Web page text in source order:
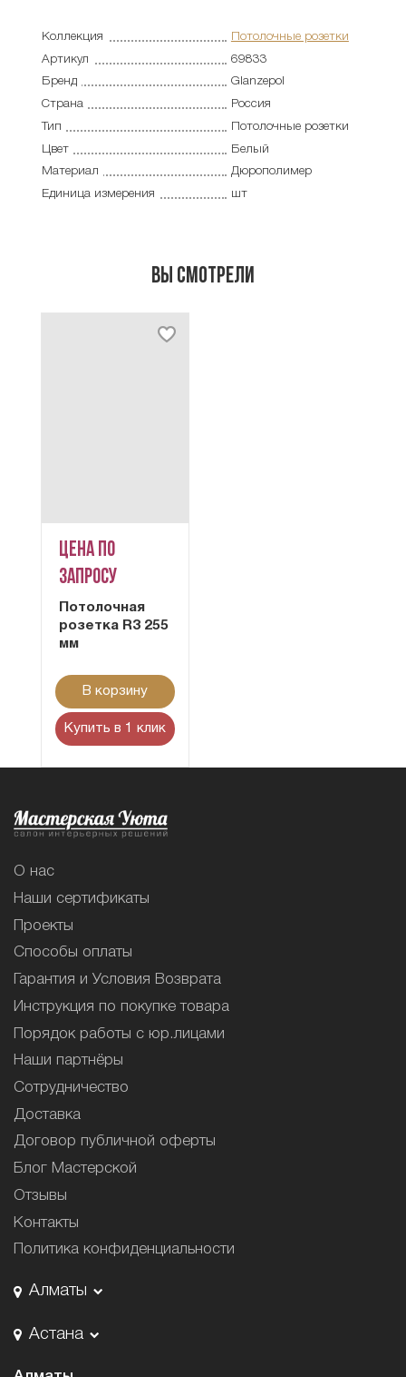
Коллекция
Потолочные розетки
Артикул
69833
Бренд
Glanzepol
Страна
Россия
Тип
Потолочные розетки
Цвет
Белый
Материал
Дюрополимер
Единица измерения
шт
Вы смотрели
Цена по
запросу
Потолочная
розетка R3 255
мм
В корзину
Купить в 1 клик
О нас
Наши сертификаты
Проекты
Способы оплаты
Гарантия и Условия Возврата
Инструкция по покупке товара
Порядок работы с юр.лицами
Наши партнёры
Сотрудничество
Доставка
Договор публичной оферты
Блог Мастерской
Отзывы
Контакты
Политика конфиденциальности
Алматы
Астана